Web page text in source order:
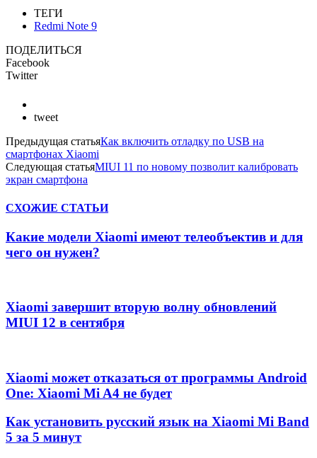
ТЕГИ
Redmi Note 9
ПОДЕЛИТЬСЯ
Facebook
Twitter
tweet
Предыдущая статьяКак включить отладку по USB на
смартфонах Xiaomi
Следующая статьяMIUI 11 по новому позволит калибровать
экран смартфона
СХОЖИЕ СТАТЬИ
Какие модели Xiaomi имеют телеобъектив и для
чего он нужен?
Xiaomi завершит вторую волну обновлений
MIUI 12 в сентября
Xiaomi может отказаться от программы Android
One: Xiaomi Mi A4 не будет
Как установить русский язык на Xiaomi Mi Band
5 за 5 минут